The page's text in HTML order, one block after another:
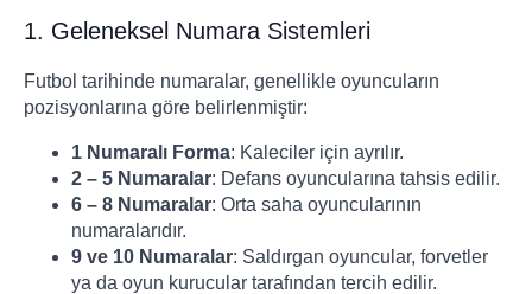
1. Geleneksel Numara Sistemleri
Futbol tarihinde numaralar, genellikle oyuncuların
pozisyonlarına göre belirlenmiştir:
1 Numaralı Forma: Kaleciler için ayrılır.
2 – 5 Numaralar: Defans oyuncularına tahsis edilir.
6 – 8 Numaralar: Orta saha oyuncularının
numaralarıdır.
9 ve 10 Numaralar: Saldırgan oyuncular, forvetler
ya da oyun kurucular tarafından tercih edilir.